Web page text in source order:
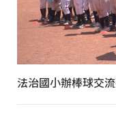
法治國小辦棒球交